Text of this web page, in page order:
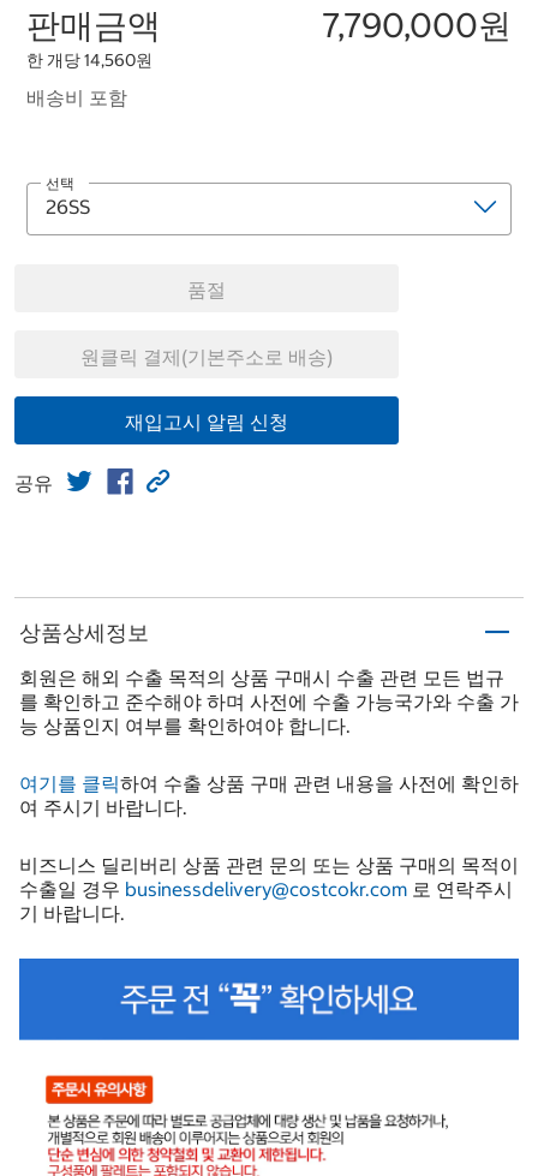
판매금액 7,790,000원
한 개당 14,560원
배송비 포함
선택
품절
원클릭 결제(기본주소로 배송)
재입고시 알림 신청
공유
상품상세정보
회원은 해외 수출 목적의 상품 구매시 수출 관련 모든 법규
를 확인하고 준수해야 하며 사전에 수출 가능국가와 수출 가
능 상품인지 여부를 확인하여야 합니다.
여기를 클릭하여 수출 상품 구매 관련 내용을 사전에 확인하
여 주시기 바랍니다.
비즈니스 딜리버리 상품 관련 문의 또는 상품 구매의 목적이
수출일 경우 businessdelivery@costcokr.com 로 연락주시
기 바랍니다.